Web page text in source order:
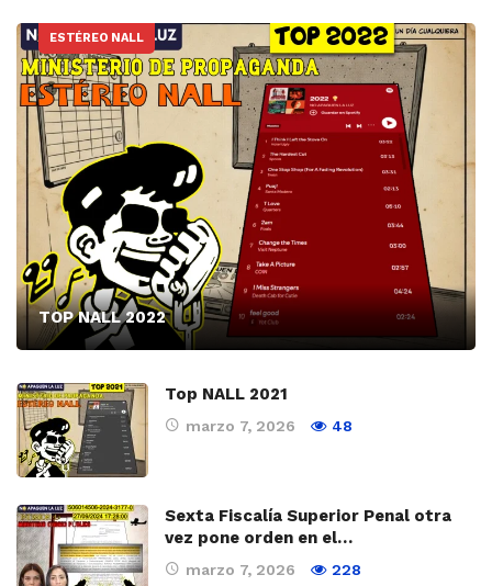
ESTÉREO NALL
TOP NALL 2022
Top NALL 2021
marzo 7, 2026 48
Sexta Fiscalía Superior Penal otra
vez pone orden en el…
marzo 7, 2026 228